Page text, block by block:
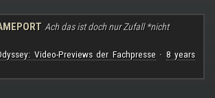
Ach das ist doch nur Zufall *nicht
Video-Previews der Fachpresse· 8 years